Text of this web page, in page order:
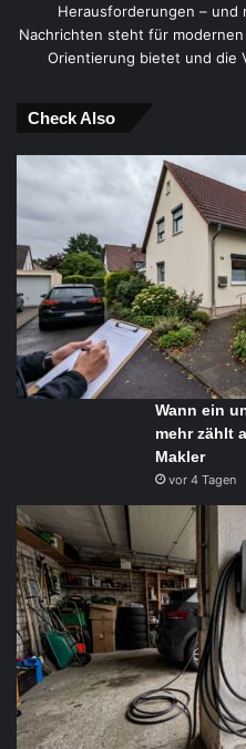
Herausforderungen – und
Nachrichten steht für
Orientierung bietet und die
Check Also
Wann ein
mehr zählt
Makler
vor 4 Tagen